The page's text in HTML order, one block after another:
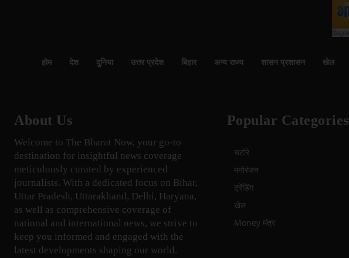
होम देश दुनिया उत्तर प्रदेश बिहार अन्य राज्य शासन प्रशासन खेल
About Us
Welcome to The Bharat Now, your go-to
destination for insightful news coverage
meticulously curated by experienced
journalists. With a dedicated focus on Bihar,
Uttar Pradesh, Uttarakhand, Delhi, Haryana,
as well as comprehensive coverage of
national and international news, we strive to
keep you informed and engaged with the
latest developments shaping our world.
Popular Categories
चटोरे
मनोरंजन
ट्रेंडिंग
खेल
Money मंत्र